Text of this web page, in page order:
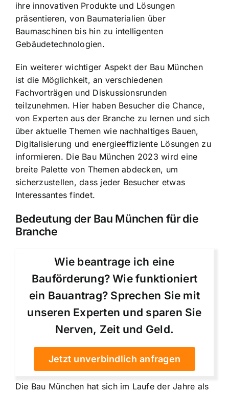
ihre innovativen Produkte und Lösungen
präsentieren, von Baumaterialien über
Baumaschinen bis hin zu intelligenten
Gebäudetechnologien.
Ein weiterer wichtiger Aspekt der Bau München
ist die Möglichkeit, an verschiedenen
Fachvorträgen und Diskussionsrunden
teilzunehmen. Hier haben Besucher die Chance,
von Experten aus der Branche zu lernen und sich
über aktuelle Themen wie nachhaltiges Bauen,
Digitalisierung und energieeffiziente Lösungen zu
informieren. Die Bau München 2023 wird eine
breite Palette von Themen abdecken, um
sicherzustellen, dass jeder Besucher etwas
Interessantes findet.
Bedeutung der Bau München für die
Branche
Wie beantrage ich eine
Bauförderung? Wie funktioniert
ein Bauantrag? Sprechen Sie mit
unseren Experten und sparen Sie
Nerven, Zeit und Geld.
Jetzt unverbindlich anfragen
Die Bau München hat sich im Laufe der Jahre als